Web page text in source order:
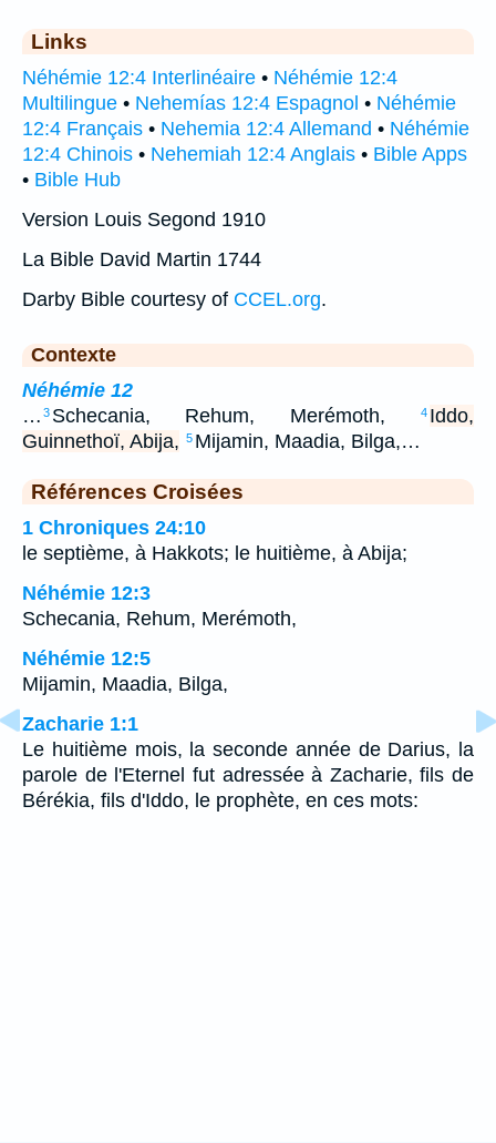
Links
Néhémie 12:4 Interlinéaire • Néhémie 12:4
Multilingue • Nehemías 12:4 Espagnol • Néhémie
12:4 Français • Nehemia 12:4 Allemand • Néhémie
12:4 Chinois • Nehemiah 12:4 Anglais • Bible Apps
• Bible Hub
Version Louis Segond 1910
La Bible David Martin 1744
Darby Bible courtesy of CCEL.org.
Contexte
Néhémie 12
… 3 Schecania, Rehum, Merémoth, 4 Iddo,
Guinnethoï, Abija, 5 Mijamin, Maadia, Bilga,…
Références Croisées
1 Chroniques 24:10
le septième, à Hakkots; le huitième, à Abija;
Néhémie 12:3
Schecania, Rehum, Merémoth,
Néhémie 12:5
Mijamin, Maadia, Bilga,
Zacharie 1:1
Le huitième mois, la seconde année de Darius, la
parole de l'Eternel fut adressée à Zacharie, fils de
Bérékia, fils d'Iddo, le prophète, en ces mots: